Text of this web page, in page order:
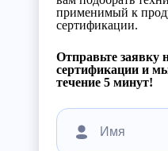
применимый к
сертификации.
Отправьте заявку
сертификации и
течение 5 минут!